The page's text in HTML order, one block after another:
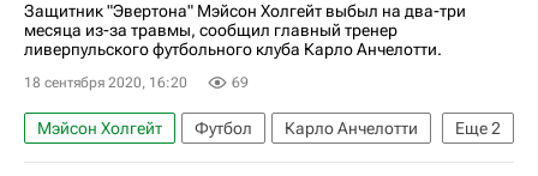
Защитник "Эвертона" Мэйсон Холгейт выбыл на два-три
месяца из-за травмы, сообщил главный тренер
ливерпульского футбольного клуба Карло Анчелотти.
18 сентября 2020, 16:20 69
Еще2
Мэйсон Холгейт Футбол
Карло Анчелотти
Эвертон
Престон